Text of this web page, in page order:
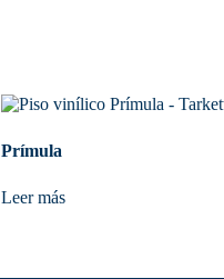
Prímula
Leer más